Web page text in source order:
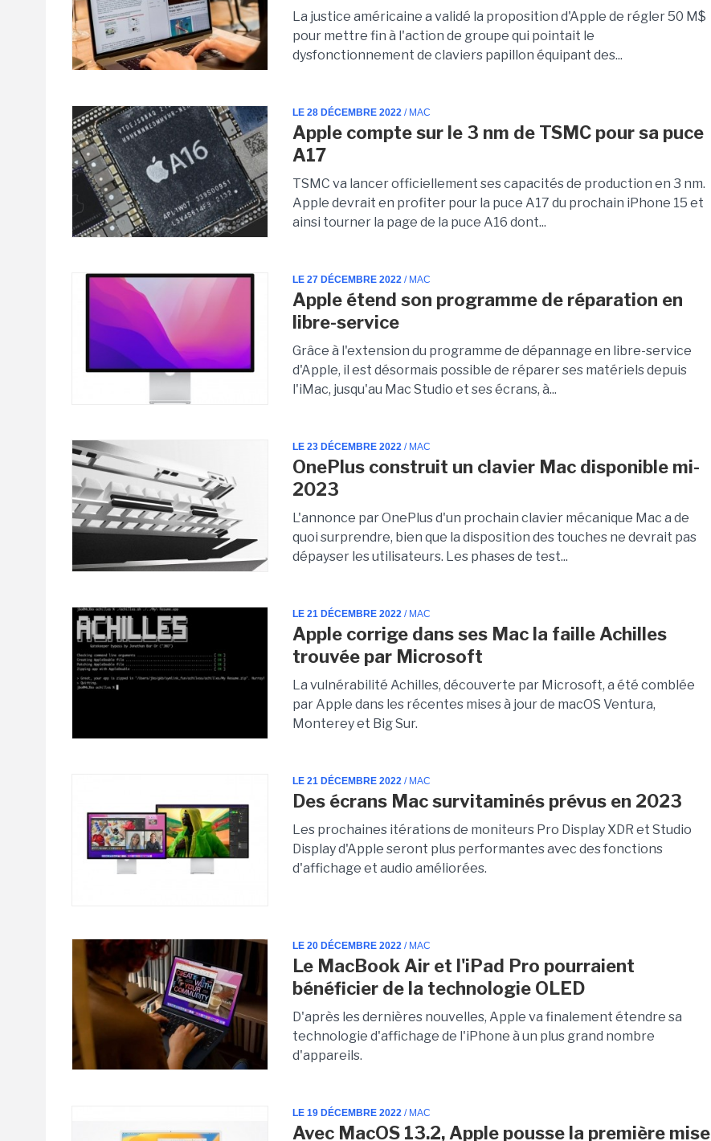
La justice américaine a validé la proposition d'Apple de régler 50 M$
pour mettre fin à l'action de groupe qui pointait le
dysfonctionnement de claviers papillon équipant des...
LE 28 DÉCEMBRE 2022 / MAC
Apple compte sur le 3 nm de TSMC pour sa puce
A17
TSMC va lancer officiellement ses capacités de production en 3 nm.
Apple devrait en profiter pour la puce A17 du prochain iPhone 15 et
ainsi tourner la page de la puce A16 dont...
LE 27 DÉCEMBRE 2022 / MAC
Apple étend son programme de réparation en
libre-service
Grâce à l'extension du programme de dépannage en libre-service
d'Apple, il est désormais possible de réparer ses matériels depuis
l'iMac, jusqu'au Mac Studio et ses écrans, à...
LE 23 DÉCEMBRE 2022 / MAC
OnePlus construit un clavier Mac disponible mi-
2023
L'annonce par OnePlus d'un prochain clavier mécanique Mac a de
quoi surprendre, bien que la disposition des touches ne devrait pas
dépayser les utilisateurs. Les phases de test...
LE 21 DÉCEMBRE 2022 / MAC
Apple corrige dans ses Mac la faille Achilles
trouvée par Microsoft
La vulnérabilité Achilles, découverte par Microsoft, a été comblée
par Apple dans les récentes mises à jour de macOS Ventura,
Monterey et Big Sur.
LE 21 DÉCEMBRE 2022 / MAC
Des écrans Mac survitaminés prévus en 2023
Les prochaines itérations de moniteurs Pro Display XDR et Studio
Display d'Apple seront plus performantes avec des fonctions
d'affichage et audio améliorées.
LE 20 DÉCEMBRE 2022 / MAC
Le MacBook Air et l'iPad Pro pourraient
bénéficier de la technologie OLED
D'après les dernières nouvelles, Apple va finalement étendre sa
technologie d'affichage de l'iPhone à un plus grand nombre
d'appareils.
LE 19 DÉCEMBRE 2022 / MAC
Avec MacOS 13.2, Apple pousse la première mise